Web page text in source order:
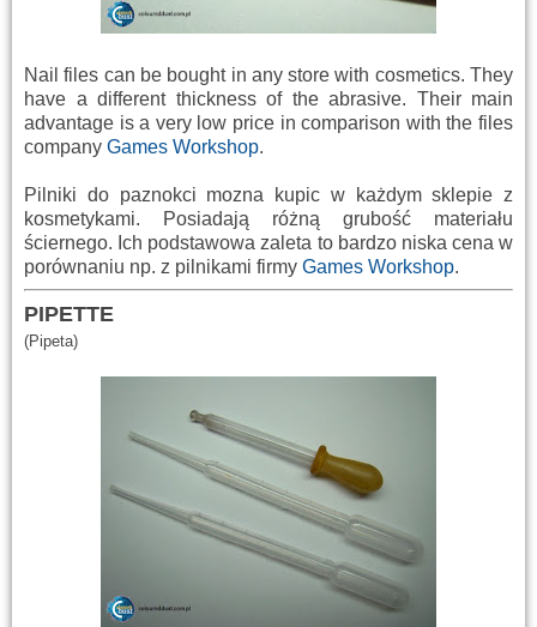
Nail files can be bought in any store with cosmetics.They
have a different thickness of the abrasive. Their main
advantage is a very low price in comparison with the files
company Games Workshop.
Pilniki do paznokci mozna kupic w każdym sklepie z
kosmetykami. Posiadają różną grubość materiału
ściernego. Ich podstawowa zaleta to bardzo niska cena w
porównaniu np. z pilnikami firmy Games Workshop.
PIPETTE
(Pipeta)